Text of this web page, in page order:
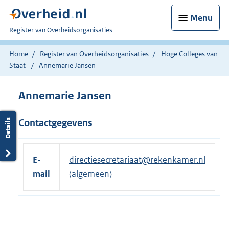
Menu
U
bent
nu
hier:
Register van Overheidsorganisaties
Home Register van Overheidsorganisaties
Hoge Colleges van
Staat
Annemarie Jansen
Annemarie Jansen
Contactgegevens
E-
mail
directiesecretariaat@rekenkamer.nl
(algemeen)